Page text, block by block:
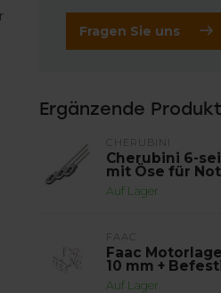
Fragen Sie uns
Ergänzende
CHERUBINI
Cherubini 6-
mit Öse für
Auf Lager
FAAC
Faac
10 mm +
Auf Lager